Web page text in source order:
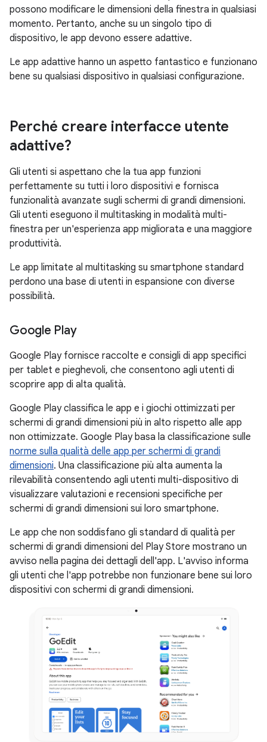
possono modificare le dimensioni della finestra in qualsiasi
momento. Pertanto, anche su un singolo tipo di
dispositivo, le app devono essere adattive.
Le app adattive hanno un aspetto fantastico e funzionano
bene su qualsiasi dispositivo in qualsiasi configurazione.
Perché creare interfacce utente
adattive?
Gli utenti si aspettano che la tua app funzioni
perfettamente su tutti i loro dispositivi e fornisca
funzionalità avanzate sugli schermi di grandi dimensioni.
Gli utenti eseguono il multitasking in modalità multi-
finestra per un'esperienza app migliorata e una maggiore
produttività.
Le app limitate al multitasking su smartphone standard
perdono una base di utenti in espansione con diverse
possibilità.
Google Play
Google Play fornisce raccolte e consigli di app specifici
per tablet e pieghevoli, che consentono agli utenti di
scoprire app di alta qualità.
Google Play classifica le app e i giochi ottimizzati per
schermi di grandi dimensioni più in alto rispetto alle app
non ottimizzate. Google Play basa la classificazione sulle
norme sulla qualità delle app per schermi di grandi
dimensioni. Una classificazione più alta aumenta la
rilevabilità consentendo agli utenti multi-dispositivo di
visualizzare valutazioni e recensioni specifiche per
schermi di grandi dimensioni sui loro smartphone.
Le app che non soddisfano gli standard di qualità per
schermi di grandi dimensioni del Play Store mostrano un
avviso nella pagina dei dettagli dell'app. L'avviso informa
gli utenti che l'app potrebbe non funzionare bene sui loro
dispositivi con schermi di grandi dimensioni.